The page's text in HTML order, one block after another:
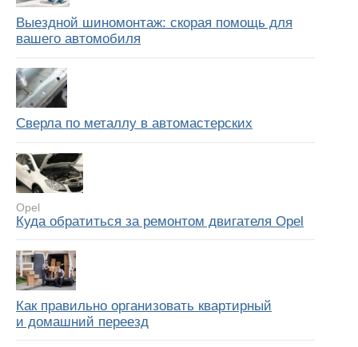
Выездной шиномонтаж: скорая помощь для
вашего автомобиля
Сверла по металлу в автомастерских
Opel
Куда обратиться за ремонтом двигателя Opel
Как правильно организовать квартирный
и домашний переезд